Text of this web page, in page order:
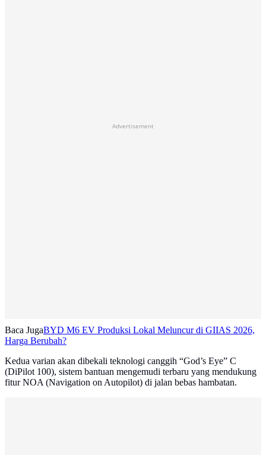
Advertisement
Baca JugaBYD M6 EV Produksi Lokal Meluncur di GIIAS 2026,
Harga Berubah?
Kedua varian akan dibekali teknologi canggih “God’s Eye” C
(DiPilot 100), sistem bantuan mengemudi terbaru yang mendukung
fitur NOA (Navigation on Autopilot) di jalan bebas hambatan.